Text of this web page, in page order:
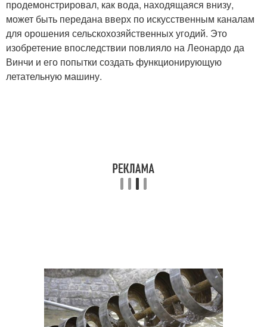
продемонстрировал, как вода, находящаяся внизу,
может быть передана вверх по искусственным каналам
для орошения сельскохозяйственных угодий. Это
изобретение впоследствии повлияло на Леонардо да
Винчи и его попытки создать функционирующую
летательную машину.